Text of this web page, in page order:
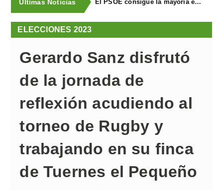
Últimas Noticias El PSOE consigue la mayoría en Llanera y repite con ocho concejales
ELECCIONES 2023
Gerardo Sanz disfrutó
de la jornada de
reflexión acudiendo al
torneo de Rugby y
trabajando en su finca
de Tuernes el Pequeño